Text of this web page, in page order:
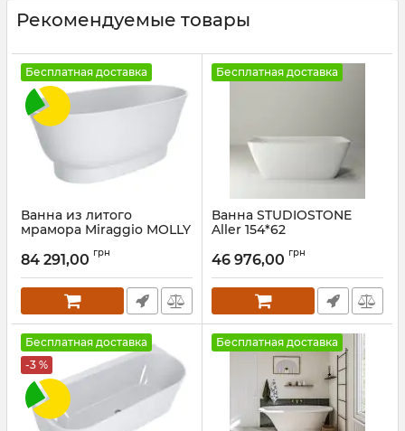
Рекомендуемые товары
Бесплатная доставка
Ванна из литого
мрамора Miraggio MOLLY
Артикул:0001030
84 291,00 грн
Бесплатная доставка
Ванна STUDIOSTONE
Aller 154*62
46 976,00 грн
Бесплатная доставка
-3 %
Бесплатная доставка